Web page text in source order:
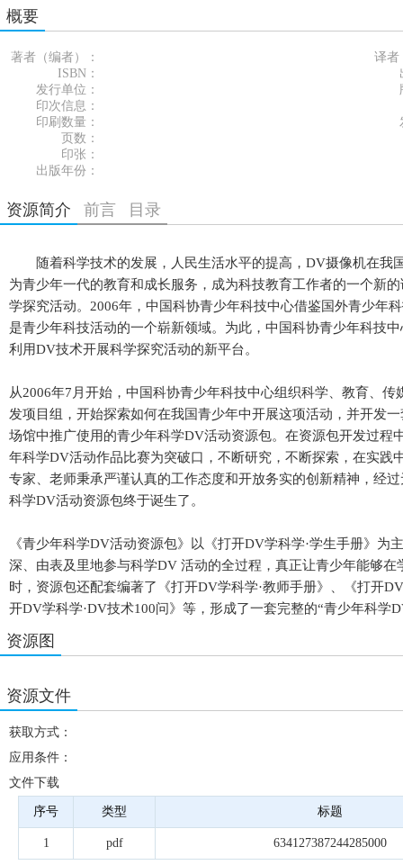
概要
著者（编者）：
译者
ISBN：
发行单位：
印次信息：
印刷数量：
页数：
印张：
出版年份：
资源简介 前言 目录
随着科学技术的发展，人民生活水平的提高，DV摄像机在我
为青少年一代的教育和成长服务，成为科技教育工作者的一个新
学探究活动。2006年，中国科协青少年科技中心借鉴国外青少年
是青少年科技活动的一个崭新领域。为此，中国科协青少年科技
利用DV技术开展科学探究活动的新平台。
从2006年7月开始，中国科协青少年科技中心组织科学、教育、
发项目组，开始探索如何在我国青少年中开展这项活动，并开发
场馆中推广使用的青少年科学DV活动资源包。在资源包开发过
年科学DV活动作品比赛为突破口，不断研究，不断探索，在实
专家、老师秉承严谨认真的工作态度和开放务实的创新精神，经
科学DV活动资源包终于诞生了。
《青少年科学DV活动资源包》以《打开DV学科学·学生手册》
深、由表及里地参与科学DV 活动的全过程，真正让青少年能够
时，资源包还配套编著了《打开DV学科学·教师手册》、《打开
开DV学科学·DV技术100问》等，形成了一套完整的“青少年科学
资源图
资源文件
获取方式：
应用条件：
文件下载
序号 类型 标题
1 pdf 634127387244285000